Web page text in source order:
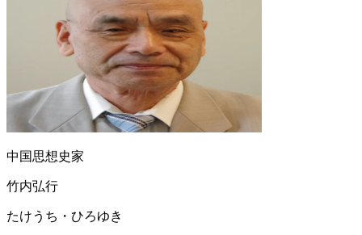
中国思想史家
竹内弘行
たけうち・ひろゆき